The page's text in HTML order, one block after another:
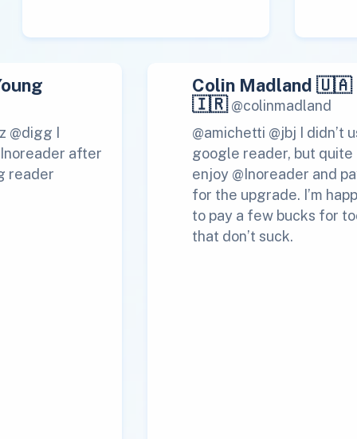
@digg I
after
reader
Colin Madland 🇺🇦
🇮🇷@colinmadland
@amichetti @jbj I didn’t
google reader, but quite
enjoy @Inoreader and
for the upgrade. I’m
to pay a few bucks for
that don’t suck.